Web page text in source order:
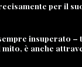
per il
insuperato –
è anche